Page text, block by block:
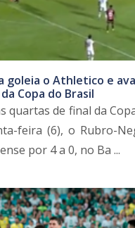
goleia o Athletico e
Copa do Brasil
quartas de final da
feira (6), o Rubro-
por 4 a 0, no Ba ...